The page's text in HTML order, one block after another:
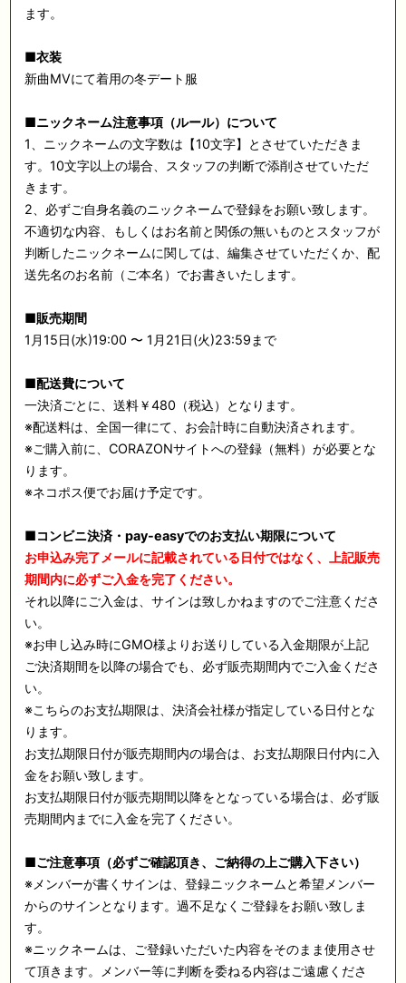
ます。
■衣装
新曲MVにて着用の冬デート服
■ニックネーム注意事項（ルール）について
1、ニックネームの文字数は【10文字】とさせていただきま
す。10文字以上の場合、スタッフの判断で添削させていただ
きます。
2、必ずご自身名義のニックネームで登録をお願い致します。
不適切な内容、もしくはお名前と関係の無いものとスタッフが
判断したニックネームに関しては、編集させていただくか、配
送先名のお名前（ご本名）でお書きいたします。
■販売期間
1月15日(水)19:00 〜 1月21日(火)23:59まで
■配送費について
一決済ごとに、送料￥480（税込）となります。
※配送料は、全国一律にて、お会計時に自動決済されます。
※ご購入前に、CORAZONサイトへの登録（無料）が必要とな
ります。
※ネコポス便でお届け予定です。
■コンビニ決済・pay-easyでのお支払い期限について
お申込み完了メールに記載されている日付ではなく、上記販売
期間内に必ずご入金を完了ください。
それ以降にご入金は、サインは致しかねますのでご注意くださ
い。
※お申し込み時にGMO様よりお送りしている入金期限が上記
ご決済期間を以降の場合でも、必ず販売期間内でご入金くださ
い。
※こちらのお支払期限は、決済会社様が指定している日付とな
ります。
お支払期限日付が販売期間内の場合は、お支払期限日付内に入
金をお願い致します。
お支払期限日付が販売期間以降をとなっている場合は、必ず販
売期間内までに入金を完了ください。
■ご注意事項（必ずご確認頂き、ご納得の上ご購入下さい）
※メンバーが書くサインは、登録ニックネームと希望メンバー
からのサインとなります。過不足なくご登録をお願い致しま
す。
※ニックネームは、ご登録いただいた内容をそのまま使用させ
て頂きます。メンバー等に判断を委ねる内容はご遠慮くださ